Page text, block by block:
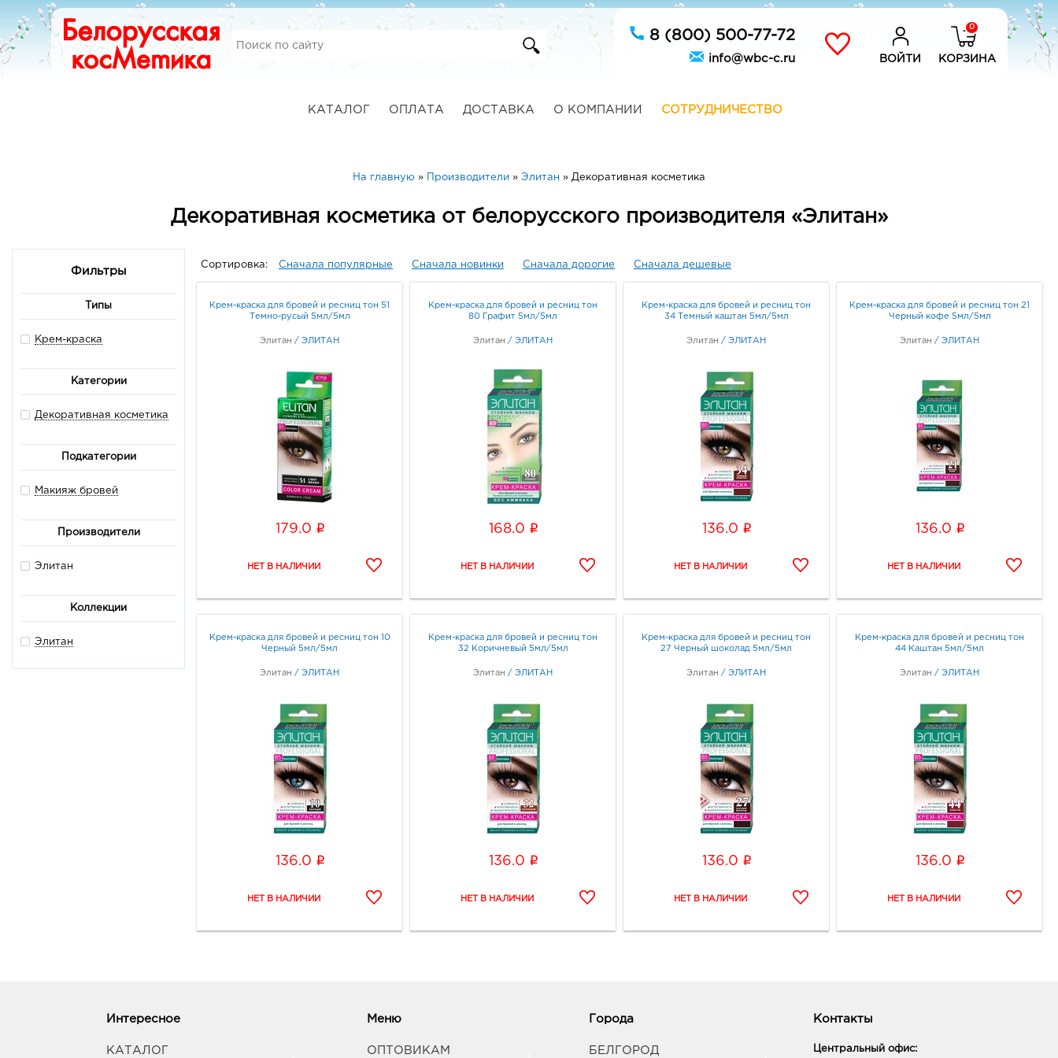
8 (800) 500-77-72
info@wbc-c.ru ВОЙТИ
0
КОРЗИНА
КАТАЛОГ ОПЛАТА ДОСТАВКА О КОМПАНИИ СОТРУДНИЧЕСТВО
На главную » Производители » Элитан » Декоративная косметика
Декоративная косметика от белорусского производителя «Элитан»
Фильтры
Типы
Крем-краска
Категории
Декоративная косметика
Подкатегории
Макияж бровей
Производители
Элитан
Коллекции
Элитан
Сортировка: Сначала популярные Сначала новинки Сначала дорогие Сначала дешевые
Крем-краска для бровей и ресниц тон 51
Темно-русый 5мл/5мл
Элитан / ЭЛИТАН
179.0 i
Крем-краска для бровей и ресниц тон
80 Графит 5мл/5мл
Элитан / ЭЛИТАН
168.0 i
Крем-краска для бровей и ресниц тон
34 Темный каштан 5мл/5мл
Элитан / ЭЛИТАН
136.0 i
Крем-краска для бровей и ресниц тон 21
Черный кофе 5мл/5мл
Элитан / ЭЛИТАН
136.0 i
Крем-краска для бровей и ресниц тон 10
Черный 5мл/5мл
Элитан / ЭЛИТАН
136.0 i
Крем-краска для бровей и ресниц тон
32 Коричневый 5мл/5мл
Элитан / ЭЛИТАН
136.0 i
Крем-краска для бровей и ресниц тон
27 Черный шоколад 5мл/5мл
Элитан / ЭЛИТАН
136.0 i
Крем-краска для бровей и ресниц тон
44 Каштан 5мл/5мл
Элитан / ЭЛИТАН
136.0 i
Интересное
КАТАЛОГ
Меню
ОПТОВИКАМ
Города
БЕЛГОРОД
Контакты
Центральный офис: